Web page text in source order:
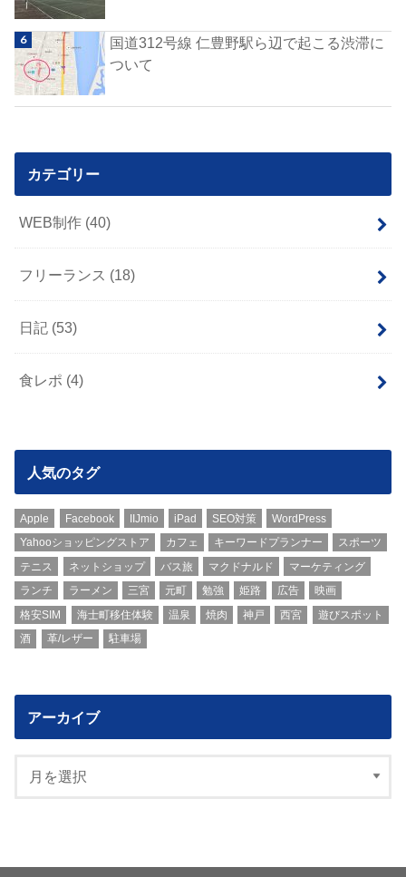
国道312号線 仁豊野駅ら辺で起こる渋滞に
ついて
カテゴリー
WEB制作 (40)
フリーランス (18)
日記 (53)
食レポ (4)
人気のタグ
Apple Facebook IIJmio iPad SEO対策
WordPress
Yahooショッピングストア
カフェ キーワードプランナー
スポーツ
テニス
ネットショップ バス旅 マクドナルド
マーケティング
ランチ
ラーメン 三宮 元町 勉強 姫路 広告
映画
格安SIM
海士町移住体験 温泉 焼肉 神戸 西宮
遊びスポット
酒
革/レザー 駐車場
アーカイブ